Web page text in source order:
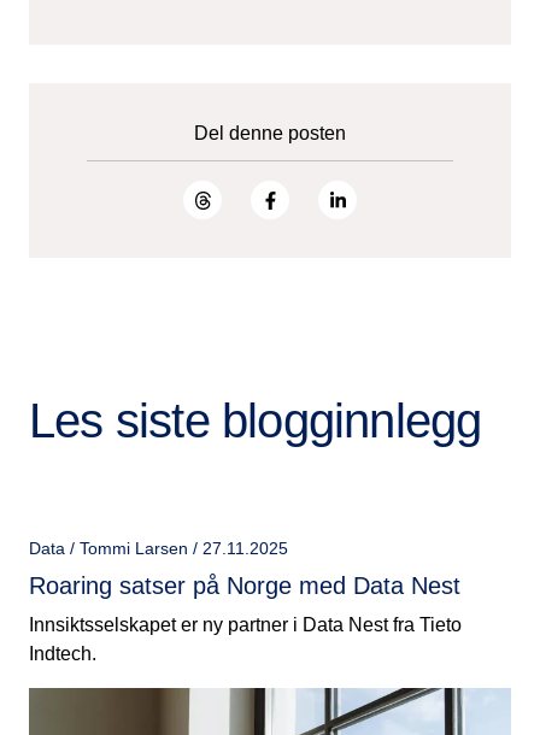
Del denne posten
Les siste blogginnlegg
Data / Tommi Larsen / 27.11.2025
Roaring satser på Norge med Data Nest
Innsiktsselskapet er ny partner i Data Nest fra Tieto
Indtech.